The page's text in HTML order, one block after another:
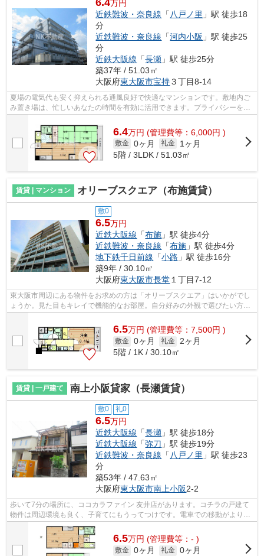
6.4万円
近鉄難波・奈良線 「 八戸ノ里 」駅 徒歩18
分
近鉄難波・奈良線 「河内小阪 」駅 徒歩25
分
近鉄大阪線 「長瀬 」駅 徒歩25分
築37年 / 51.03㎡
大阪府東大阪市宝持３丁目8-14
夏場の電気代も安く抑えられる通風良好で快適なマンションです。敷地内ご
み置き場は、忙しいあなたの時間を有効に活用できます。プライバシーをし
6.4万円 (管理費等：6,000円 )
敷金 0ヶ月 礼金
1ヶ月
5階 / 3LDK / 51.03㎡
賃貸 | マンション オリーブスクエア（布施賃貸）
敷0
6.5万円
近鉄大阪線 「布施 」駅 徒歩4分
近鉄難波・奈良線 「布施 」駅 徒歩4分
地下鉄千日前線 「小路 」駅 徒歩16分
築9年 / 30.10㎡
大阪府東大阪市長堂 １丁目7-12
東大阪市周辺にある物件をお求めの方は「オリーブスクエア」はいかがでし
ょうか。見た目もキレイで機能的なお部屋。自分好みの外観で選びたい方、
鉄筋コンクリート構造がベストです。...
6.5万円 (管理費等：7,500円 )
敷金 0ヶ月 礼金 2ヶ月
5階 / 1K / 30.10㎡
賃貸 | 一戸建て 南上小阪貸家（長瀬賃貸）
敷0 礼0
6.5万円
近鉄大阪線 「長瀬 」駅 徒歩18分
近鉄大阪線 「弥刀 」駅 徒歩19分
近鉄難波・奈良線 「 八戸ノ里 」駅 徒歩23
分
築53年 / 47.63㎡
大阪府東大阪市南上小阪2-2
歩いて7分の場所に、ココカラファイン 友井店があります。コチラの戸建て
物件は周辺環境も良く、子育てにもうってつけです。電車での移動がより便
利になる、2駅利用可能な一戸建てです...
6.5万円 (管理費等：- )
敷金 0ヶ月 礼金 0ヶ月